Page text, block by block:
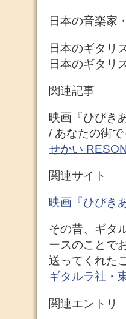
日本の音楽家
日本のギタリ
日本のギタリ
関連記事
映画『ひびき
/ あなたの街
せかい
関連サイト
映画『ひびき
その昔、ギタ
ースのことで
送ってくれた
ギタルラ社・
関連エントリ